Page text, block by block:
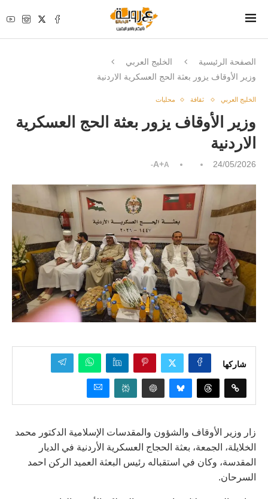
الصفحة الرئيسية
الخليج العربي
وزير الأوقاف يزور بعثة الحج العسكرية الاردنية
الخليج العربي ثقافة محليات
وزير الأوقاف يزور بعثة الحج العسكرية
الاردنية
24/05/2026
A+A-
شاركها
زار وزير الأوقاف والشؤون والمقدسات الإسلامية الدكتور محمد
الخلايلة، الجمعة، بعثة الحجاج العسكرية الأردنية في الديار
المقدسة، وكان في استقباله رئيس البعثة العميد الركن احمد
السرحان.